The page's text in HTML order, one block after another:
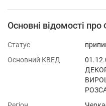
Основні відомості
Статус
Основний КВЕД